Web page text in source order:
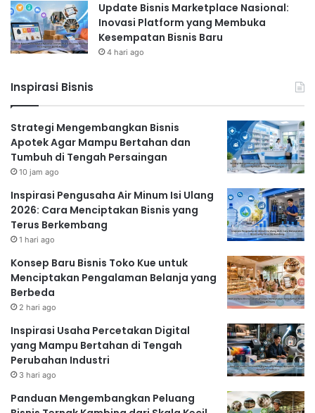
Update Bisnis Marketplace Nasional:
Inovasi Platform yang Membuka
Kesempatan Bisnis Baru
4 hari ago
Inspirasi Bisnis
Strategi Mengembangkan Bisnis
Apotek Agar Mampu Bertahan dan
Tumbuh di Tengah Persaingan
10 jam ago
Inspirasi Pengusaha Air Minum Isi Ulang
2026: Cara Menciptakan Bisnis yang
Terus Berkembang
1 hari ago
Konsep Baru Bisnis Toko Kue untuk
Menciptakan Pengalaman Belanja yang
Berbeda
2 hari ago
Inspirasi Usaha Percetakan Digital
yang Mampu Bertahan di Tengah
Perubahan Industri
3 hari ago
Panduan Mengembangkan Peluang